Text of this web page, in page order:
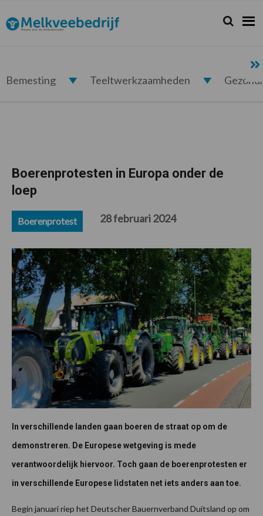
de
hoofdnavigatie
de
hoofd
de
eerste
de
voettekst
Melkveebedrijf.nl Zoeken...
Zoek
Bemesting Teeltwerkzaamheden
Boerenprotesten in Europa onder de
loep
Boerenprotest 28 februari 2024
In verschillende landen gaan boeren de straat op om de
demonstreren. De Europese wetgeving is mede
verantwoordelijk hiervoor. Toch gaan de boerenprotesten er
in verschillende Europese lidstaten net iets anders aan toe.
Begin januari riep het Deutscher Bauernverband Duitsland op om